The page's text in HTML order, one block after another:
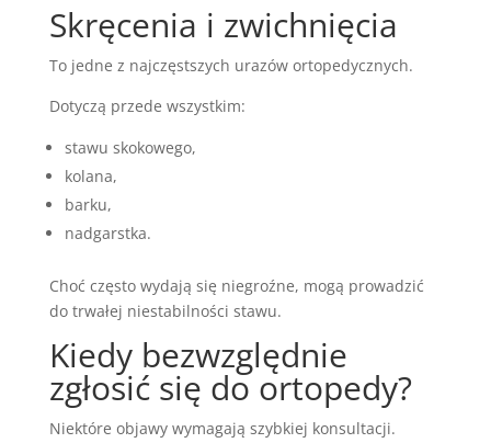
Skręcenia i zwichnięcia
To jedne z najczęstszych urazów ortopedycznych.
Dotyczą przede wszystkim:
stawu skokowego,
kolana,
barku,
nadgarstka.
Choć często wydają się niegroźne, mogą prowadzić
do trwałej niestabilności stawu.
Kiedy bezwzględnie
zgłosić się do ortopedy?
Niektóre objawy wymagają szybkiej konsultacji.